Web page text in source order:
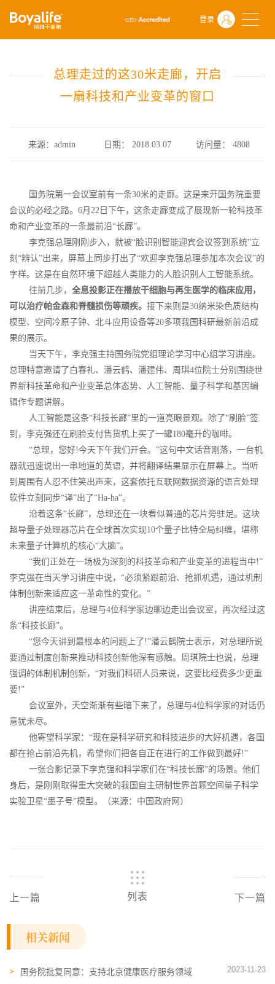
登录
首页 什么是干细胞
行业政策
总理走过的这30米走廊，开启一扇科技和产业变革的窗口
总理走过的这30米走廊，开启
一扇科技和产业变革的窗口
来源：admin 日期： 2018.03.07 访问量：4808
国务院第一会议室前有一条30米的走廊。这是来开国务院重要
会议的必经之路。6月22日下午，这条走廊变成了展现新一轮科技革
命和产业变革的一条最前沿“长廊”。
李克强总理刚刚步入，就被“脸识别智能迎宾会议签到系统”立
刻“辨认”出来，屏幕上同步打出了“欢迎李克强总理参加本次会议”的
字样。这是在自然环境下超越人类能力的人脸识别人工智能系统。
往前几步， 全息投影正在播放干细胞与再生医学的临床应用，
可以治疗帕金森和脊髓损伤等顽疾。 接下来则是30纳米染色质结构
模型、空间冷原子钟、北斗应用设备等20多项我国科研最新前沿成
果的展示。
当天下午，李克强主持国务院党组理论学习中心组学习讲座。
总理特意邀请了白春礼、潘云鹤、潘建伟、周琪4位院士分别围绕世
界新科技革命和产业变革总体态势、人工智能、量子科学和基因编
辑作专题讲解。
人工智能是这条“科技长廊”里的一道亮眼景观。除了“刷脸”签
到，李克强还在刷脸支付售货机上买了一罐180毫升的咖啡。
“总理，您好!今天下午我们开会。”这句中文话音刚落，一台机
器就迅速说出一串地道的英语，并将翻译结果显示在屏幕上。当听
到周围有人忍不住笑出声来，这套依托互联网数据资源的语言处理
软件立刻同步“译”出了“Ha-ha”。
沿着这条“长廊”，总理还在一块看似普通的芯片旁驻足。这块
超导量子处理器芯片在全球首次实现10个量子比特全局纠缠，堪称
未来量子计算机的核心“大脑”。
“我们正处在一场极为深刻的科技革命和产业变革的进程当中!”
李克强在当天学习讲座中说，“必须紧跟前沿、抢抓机遇，通过机制
体制创新来适应这一革命性的变化。”
讲座结束后，总理与4位科学家边聊边走出会议室，再次经过这
条“科技长廊”。
“您今天讲到最根本的问题上了!”潘云鹤院士表示，对总理所说
要通过制度创新来推动科技创新他深有感触。周琪院士也说，总理
强调的体制机制创新，“对我们科研人员来说，这要比经费多少更重
要!”
会议室外，天空渐渐有些暗下来了，总理与4位科学家的对话仍
意犹未尽。
他寄望科学家：“现在是科学研究和科技进步的大好机遇，各国
都在抢占前沿先机，希望你们把各自正在进行的工作做到最好!”
一张合影记录下李克强和科学家们在“科技长廊”的场景。他们
身后，是刚刚取得重大突破的我国自主研制世界首颗空间量子科学
实验卫星“墨子号”模型。（来源：中国政府网）
上一篇 列表 下一篇
相关新闻
国务院批复同意：支持北京健康医疗服务领域
2023-11-23